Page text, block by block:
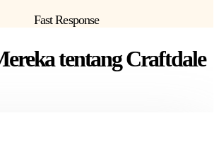
Fast Response
tentang Craftdale